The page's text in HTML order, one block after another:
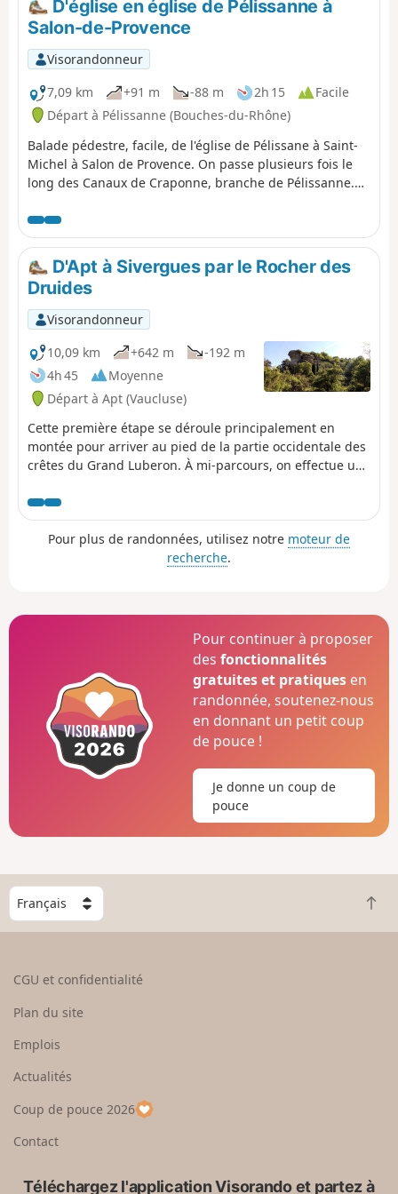
D'église en église de Pélissanne à
Salon-de-Provence
Visorandonneur
7,09 km
+91 m -88 m 2h 15
Facile
Départ à Pélissanne (Bouches-du-Rhône)
Balade pédestre, facile, de l'église de Pélissane à Saint-
Michel à Salon de Provence. On passe plusieurs fois le
long des Canaux de Craponne, branche de Pélissanne.
Pilon du Roi, base aérienne de Salon-de-Provence, avec
passage à coquilles fossilisées. Dans le Valdegon,
découverte des restanques de fin XIXe et début XXe
siècle, sous l'auberge de Sainte-Croix. Après avoir
dépassé le Canal de Provence, on termine par un
paysage urbain qui passe devant la mairie de Salon-de-
Provence et la statue en hommage à Craponne,
bienfaiteur du pays salonais.
D'Apt à Sivergues par le Rocher des
Druides
Visorandonneur
10,09 km
+642 m
-192 m
4h 45
Moyenne
Départ à Apt (Vaucluse)
Cette première étape se déroule principalement en
montée pour arriver au pied de la partie occidentale des
crêtes du Grand Luberon. À mi-parcours, on effectue une
au hameau de Roscalière, puis on remonte. Il est
possible d'éviter ce crochet et, donc, de raccourcir
l'étape.
Pour plus de randonnées, utilisez notre moteur de
recherche.
Pour continuer à proposer
desfonctionnalités
gratuites et pratiques en
randonnée, soutenez-nous
en donnant un petit coup
de pouce !
Je donne un coup de
pouce
C
o
e
u
p
a
R
e
CGU et confidentialité
Plan du site
Emplois
Actualités
Coup de pouce 2026
Contact
Téléchargez l'application Visorando et partez à